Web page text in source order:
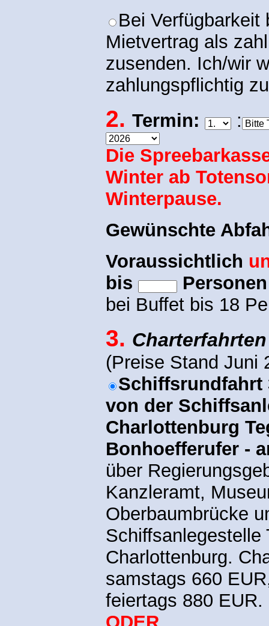
Bei Verfügbarkeit
Mietvertrag als
zusenden. Ich/wir
zahlungspflichtig
2. Termin:
:
Die
Winter ab
Winterpause.
Gewünschte
Voraussichtlich
bis
bei Buffet bis 18
3.
(Preise Stand Juni
Schiffsrundfahrt
von der
Charlottenburg
Bonhoefferufer -
über
Kanzleramt,
Oberbaumbrücke
Schiffsanlegestelle
Charlottenburg.
samstags 660
feiertags 880 EUR.